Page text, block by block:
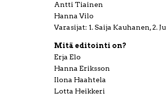
Antti Tiainen
Hanna Vilo
Varasijat: 1. Saija Kauhanen,
Mitä editointi on?
Erja Elo
Hanna Eriksson
Ilona Haahtela
Lotta Heikkeri